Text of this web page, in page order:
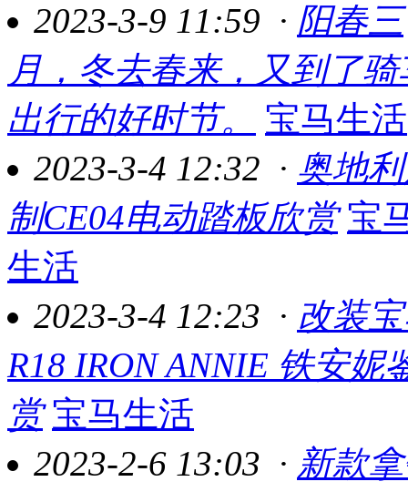
2023-3-9 11:59 · 阳春三
月，冬去春来，又到了骑
出行的好时节。
宝马生活
2023-3-4 12:32 · 奥地
制CE04电动踏板欣赏 宝
生活
2023-3-4 12:23 · 改装
R18 IRON ANNIE 铁安妮
赏 宝马生活
2023-2-6 13:03 · 新款